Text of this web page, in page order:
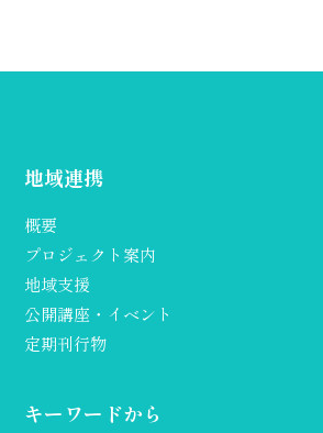
地域連携
概要
プロジェクト案内
地域支援
公開講座・イベント
定期刊行物
キーワードから